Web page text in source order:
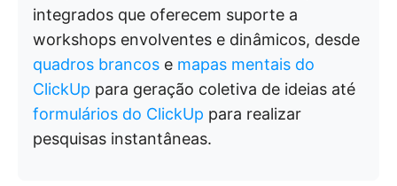
integrados que oferecem suporte a
workshops envolventes e dinâmicos, desde
quadros brancos e mapas mentais do
ClickUp para geração coletiva de ideias até
formulários do ClickUp para realizar
pesquisas instantâneas.